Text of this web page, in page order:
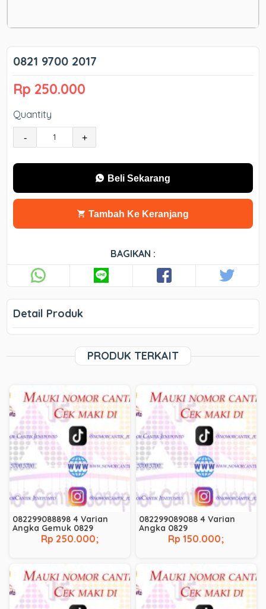
0821 9700 2017
Rp 250.000
Quantity
- +
Beli Sekarang
Tambah Ke Keranjang
BAGIKAN :
Detail Produk
PRODUK TERKAIT
082299088898 4 Varian
Angka Gemuk 0829
Rp 250.000;
082299089088 4 Varian
Angka 0829
Rp 150.000;